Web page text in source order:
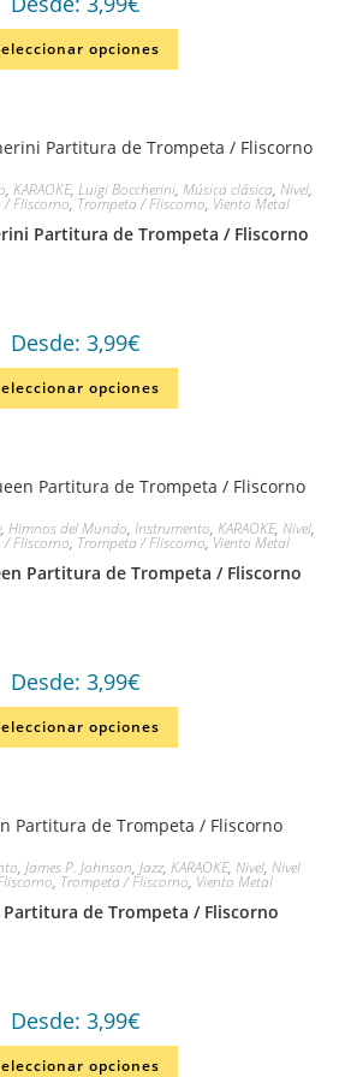
opciones
, KARAOKE, Luigi Boccherini, Música clásica, Nivel,
/ Fliscorno, Trompeta / Fliscorno, Viento Metal
Partitura de Trompeta / Fliscorno
Desde: 3,99€
opciones
, Himnos del Mundo, Instrumento, KARAOKE, Nivel,
/ Fliscorno, Trompeta / Fliscorno,Viento Metal
Partitura de Trompeta / Fliscorno
Desde: 3,99€
opciones
, James P. Johnson, Jazz, KARAOKE, Nivel, Nivel
, Trompeta / Fliscorno, Viento Metal
de Trompeta / Fliscorno
Desde: 3,99€
opciones